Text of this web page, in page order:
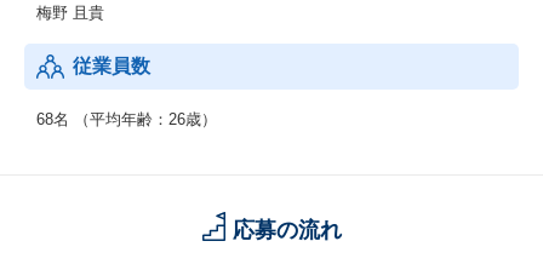
◆IT × 人材のプラットフォーム
「IT × 人材のプラットフォーム」として持続的な成長を実現し、
業界を牽引する企業を目指します。
◆5つの強み
・丁寧で効率的な転職サポート
梅野 且貴
従業員数
68名 （平均年齢：26歳）
応募の流れ